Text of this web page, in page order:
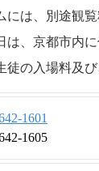
は、別途観覧
、京都市内
徒の入場料及
1601
1605